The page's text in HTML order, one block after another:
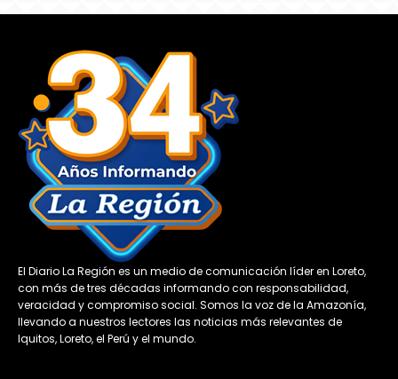
El Diario La Región es un medio de comunicación líder en Loreto,
con más de tres décadas informando con responsabilidad,
veracidad y compromiso social. Somos la voz de la Amazonía,
llevando a nuestros lectores las noticias más relevantes de
Iquitos, Loreto, el Perú y el mundo.